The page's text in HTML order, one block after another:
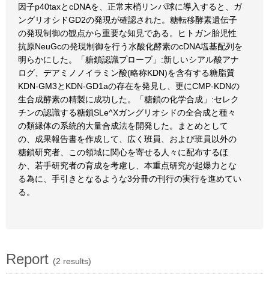
因子p40taxとcDNAを、正常末梢リンパ球に導入すると、ガ
ングリオシドGD2の発現が確認された。糖転移酵素遺伝子
の発現制御の観点から重要な知見である。ヒトガン胎児性
抗原NeuGcの発現制御を行う水酸化酵素のcDNA塩基配列を
明らかにした。「糖鎖認識プローブ」:新しいシアル酸アナ
ログ、デアミノノイラミン酸(略称KDN)を含有する糖脂質
KDN-GM3とKDN-GD1aの存在を発見し、更にCMP-KDNの
生合成酵素の精製に成功した。「糖鎖の化学合成」:セレク
チンの認識する糖鎖SLe^Xガングリオシドの全合成と種々
の類縁体の系統的大量合成法を開発した。まとめとして
の、成果報告書を作成して、広く班員、および班員以外の
糖鎖研究者、この領域に関心を寄せる人々に配布するほ
か、若手研究者の育成を考慮し、本重点研究が起爆力とな
る為に、手引きとなるような3分冊の刊行の実行を進めてい
る。
Report (2 results)